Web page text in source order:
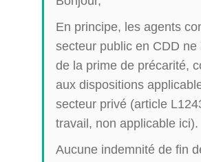
En principe, les agents
secteur public en CDD
de la prime de précarité,
aux dispositions
secteur privé (article
travail, non applicable ici).
Aucune indemnité de fin